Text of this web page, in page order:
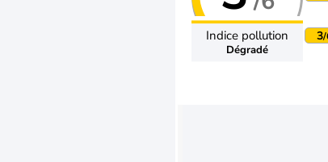
Indice pollution
Dégradé
3/